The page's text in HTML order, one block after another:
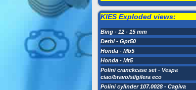
KIES Exploded views:
Bing - 12 - 15 mm
Derbi - Gpr50
Honda - Mb5
Honda - Mt5
Polini cranckcase set - Vespa
ciao/bravo/si/gilera eco
Polini cylinder 107.0028 - Cagiva